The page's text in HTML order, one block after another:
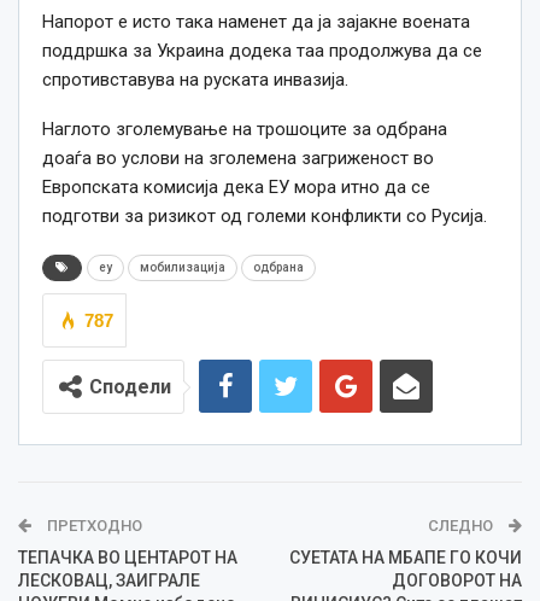
Напорот е исто така наменет да ја зајакне воената
поддршка за Украина додека таа продолжува да се
спротивставува на руската инвазија.
Наглото зголемување на трошоците за одбрана
доаѓа во услови на зголемена загриженост во
Европската комисија дека ЕУ мора итно да се
подготви за ризикот од големи конфликти со Русија.
еу мобилизација одбрана
787
Сподели
ПРЕТХОДНО
ТЕПАЧКА ВО ЦЕНТАРОТ НА
ЛЕСКОВАЦ, ЗАИГРАЛЕ
СЛЕДНО
СУЕТАТА НА МБАПЕ ГО КОЧИ
ДОГОВОРОТ НА